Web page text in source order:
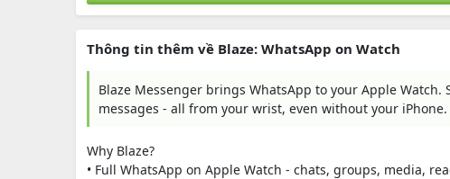
Thông tin thêm về Blaze: WhatsApp on Watch
Blaze Messenger brings WhatsApp to your Apple
messages - all from your wrist, even without your iPhone.
Why Blaze?
• Full WhatsApp on Apple Watch - chats, groups, media,